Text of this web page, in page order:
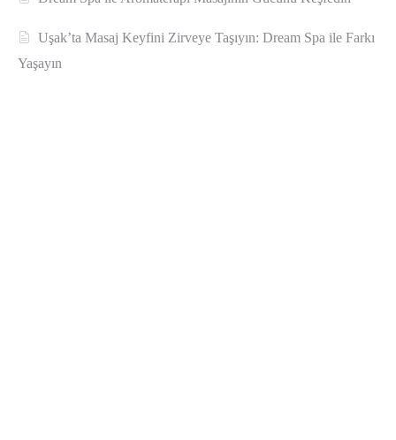
Uşak’ta Masaj Keyfini Zirveye Taşıyın: Dream Spa ile Farkı
Yaşayın